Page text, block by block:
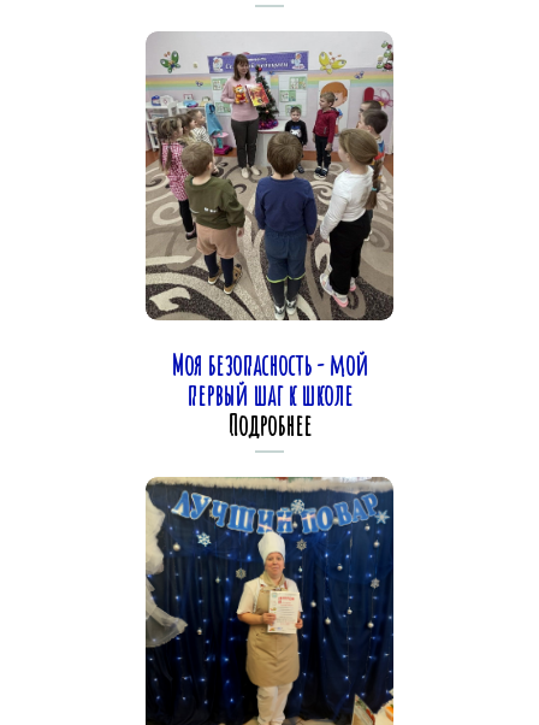
Моя безопасность - мой
первый шаг к школе
Подробнее